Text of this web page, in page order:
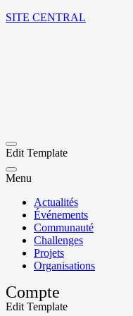
SITE CENTRAL
Edit Template
Menu
Actualités
Événements
Communauté
Challenges
Projets
Organisations
Compte
Edit Template